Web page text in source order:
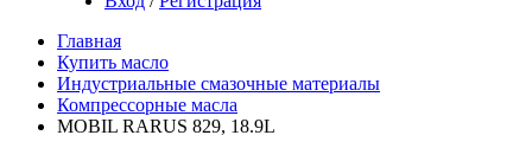
Главная
Купить масло
Индустриальные смазочные материалы
Компрессорные масла
MOBIL RARUS 829, 18.9L